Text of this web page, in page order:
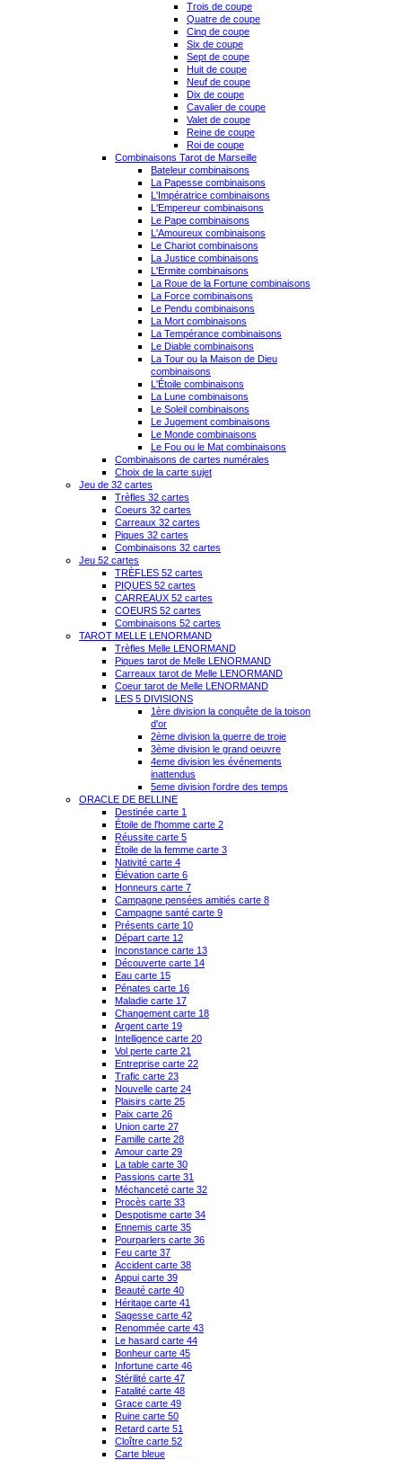
Trois de coupe
Quatre de coupe
Cinq de coupe
Six de coupe
Sept de coupe
Huit de coupe
Neuf de coupe
Dix de coupe
Cavalier de coupe
Valet de coupe
Reine de coupe
Roi de coupe
Combinaisons Tarot de Marseille
Bateleur combinaisons
La Papesse combinaisons
L'Impératrice combinaisons
L'Empereur combinaisons
Le Pape combinaisons
L'Amoureux combinaisons
Le Chariot combinaisons
La Justice combinaisons
L'Ermite combinaisons
La Roue de la Fortune combinaisons
La Force combinaisons
Le Pendu combinaisons
La Mort combinaisons
La Tempérance combinaisons
Le Diable combinaisons
La Tour ou la Maison de Dieu
combinaisons
L'Étoile combinaisons
La Lune combinaisons
Le Soleil combinaisons
Le Jugement combinaisons
Le Monde combinaisons
Le Fou ou le Mat combinaisons
Combinaisons de cartes numérales
Choix de la carte sujet
Jeu de 32 cartes
Trèfles 32 cartes
Coeurs 32 cartes
Carreaux 32 cartes
Piques 32 cartes
Combinaisons 32 cartes
Jeu 52 cartes
TRÈFLES 52 cartes
PIQUES 52 cartes
CARREAUX 52 cartes
COEURS 52 cartes
Combinaisons 52 cartes
TAROT MELLE LENORMAND
Trèfles Melle LENORMAND
Piques tarot de Melle LENORMAND
Carreaux tarot de Melle LENORMAND
Coeur tarot de Melle LENORMAND
LES 5 DIVISIONS
1ère division la conquête de la toison
d'or
2ème division la guerre de troie
3ème division le grand oeuvre
4eme division les événements
inattendus
5eme division l'ordre des temps
ORACLE DE BELLINE
Destinée carte 1
Étoile de l'homme carte 2
Réussite carte 5
Étoile de la femme carte 3
Nativité carte 4
Élévation carte 6
Honneurs carte 7
Campagne pensées amitiés carte 8
Campagne santé carte 9
Présents carte 10
Départ carte 12
Inconstance carte 13
Découverte carte 14
Eau carte 15
Pénates carte 16
Maladie carte 17
Changement carte 18
Argent carte 19
Intelligence carte 20
Vol perte carte 21
Entreprise carte 22
Trafic carte 23
Nouvelle carte 24
Plaisirs carte 25
Paix carte 26
Union carte 27
Famille carte 28
Amour carte 29
La table carte 30
Passions carte 31
Méchanceté carte 32
Procès carte 33
Despotisme carte 34
Ennemis carte 35
Pourparlers carte 36
Feu carte 37
Accident carte 38
Appui carte 39
Beauté carte 40
Héritage carte 41
Sagesse carte 42
Renommée carte 43
Le hasard carte 44
Bonheur carte 45
Infortune carte 46
Stérilité carte 47
Fatalité carte 48
Grace carte 49
Ruine carte 50
Retard carte 51
Cloître carte 52
Carte bleue